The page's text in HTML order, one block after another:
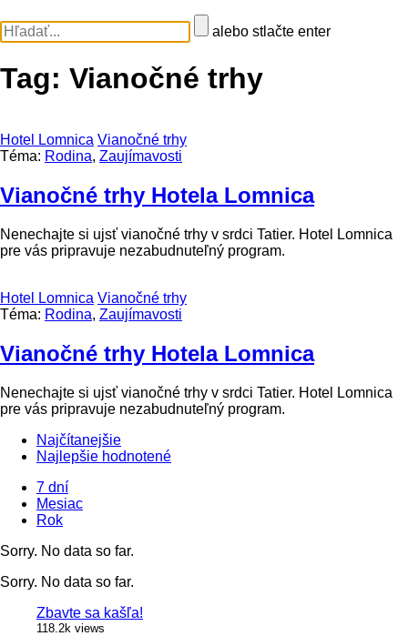
alebo stlačte enter
Tag: Vianočné trhy
Hotel Lomnica Vianočné trhy
Téma: Rodina, Zaujímavosti
Vianočné trhy Hotela Lomnica
Nenechajte si ujsť vianočné trhy v srdci Tatier. Hotel Lomnica
pre vás pripravuje nezabudnuteľný program.
Hotel Lomnica Vianočné trhy
Téma: Rodina, Zaujímavosti
Vianočné trhy Hotela Lomnica
Nenechajte si ujsť vianočné trhy v srdci Tatier. Hotel Lomnica
pre vás pripravuje nezabudnuteľný program.
Najčítanejšie
Najlepšie hodnotené
7 dní
Mesiac
Rok
Sorry. No data so far.
Sorry. No data so far.
Zbavte sa kašľa!
118.2k views